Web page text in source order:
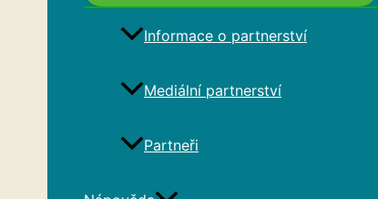
Informace o partnerství
Mediální partnerství
Partneři